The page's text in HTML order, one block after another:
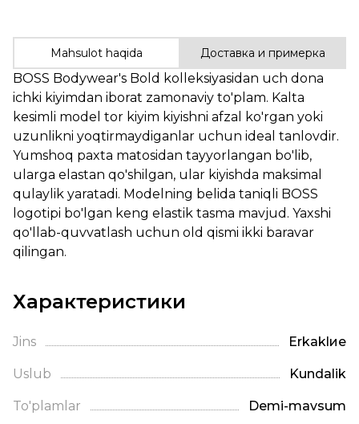
Mahsulot haqida Доставка и примерка
BOSS Bodywear's Bold kolleksiyasidan uch dona
ichki kiyimdan iborat zamonaviy to'plam. Kalta
kesimli model tor kiyim kiyishni afzal ko'rgan yoki
uzunlikni yoqtirmaydiganlar uchun ideal tanlovdir.
Yumshoq paxta matosidan tayyorlangan bo'lib,
ularga elastan qo'shilgan, ular kiyishda maksimal
qulaylik yaratadi. Modelning belida taniqli BOSS
logotipi bo'lgan keng elastik tasma mavjud. Yaxshi
qo'llab-quvvatlash uchun old qismi ikki baravar
qilingan.
Характеристики
Jins Erkaklие
Uslub Kundalik
To'plamlar Demi-mavsum